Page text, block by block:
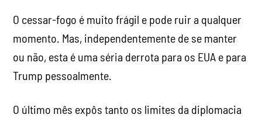
O cessar-fogo é muito frágil e pode ruir a qualquer
momento. Mas, independentemente de se manter
ou não, esta é uma séria derrota para os EUA e para
Trump pessoalmente.
O último mês expôs tanto os limites da diplomacia